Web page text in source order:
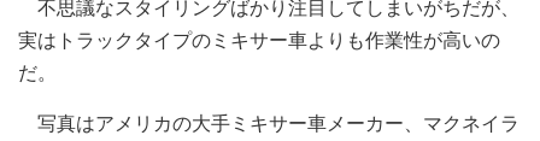
不思議なスタイリングばかり注目してしまいがちだが、
実はトラックタイプのミキサー車よりも作業性が高いの
だ。
写真はアメリカの大手ミキサー車メーカー、マクネイラ